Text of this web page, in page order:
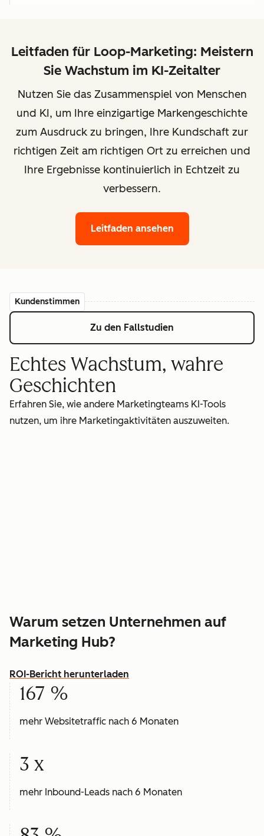
Leitfaden für Loop-Marketing: Meistern
Sie Wachstum im KI-Zeitalter
Nutzen Sie das Zusammenspiel von Menschen
und KI, um Ihre einzigartige Markengeschichte
zum Ausdruck zu bringen, Ihre Kundschaft zur
richtigen Zeit am richtigen Ort zu erreichen und
Ihre Ergebnisse kontinuierlich in Echtzeit zu
verbessern.
Leitfaden ansehen
Kundenstimmen
Zu den Fallstudien
Echtes Wachstum, wahre
Geschichten
Erfahren Sie, wie andere Marketingteams KI-Tools
nutzen, um ihre Marketingaktivitäten auszuweiten.
Warum setzen Unternehmen auf
Marketing Hub?
ROI-Bericht herunterladen
167 %
mehr Websitetraffic nach 6 Monaten
3 x
mehr Inbound-Leads nach 6 Monaten